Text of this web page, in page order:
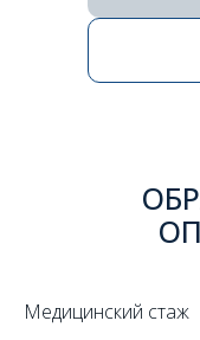
Медицинский стаж